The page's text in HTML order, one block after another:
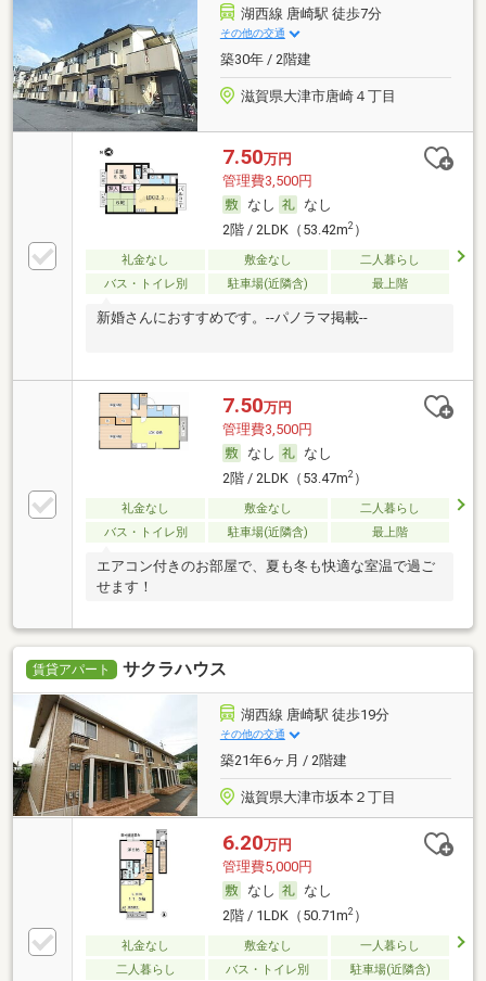
湖西線 唐崎駅 徒歩7分
その他の交通
築30年 / 2階建
滋賀県大津市唐崎４丁目
7.50万円
管理費3,500円
なし
なし
2階 / 2LDK（53.42m2）
礼金なし 敷金なし
二人暮らし
バス・トイレ別
駐車場(近隣含) 最上階
新婚さんにおすすめです。--パノラマ掲載--
7.50万円
管理費3,500円
なし
なし
2階 / 2LDK（53.47m2）
礼金なし 敷金なし
二人暮らし
バス・トイレ別
駐車場(近隣含) 最上階
エアコン付きのお部屋で、夏も冬も快適な室温で過ご
せます！
賃貸アパート サクラハウス
湖西線 唐崎駅 徒歩19分
その他の交通
築21年6ヶ月 / 2階建
滋賀県大津市坂本２丁目
6.20万円
管理費5,000円
なし
なし
2階 / 1LDK（50.71m2）
礼金なし 敷金なし
一人暮らし
二人暮らし
バス・トイレ別 駐車場(近隣含)